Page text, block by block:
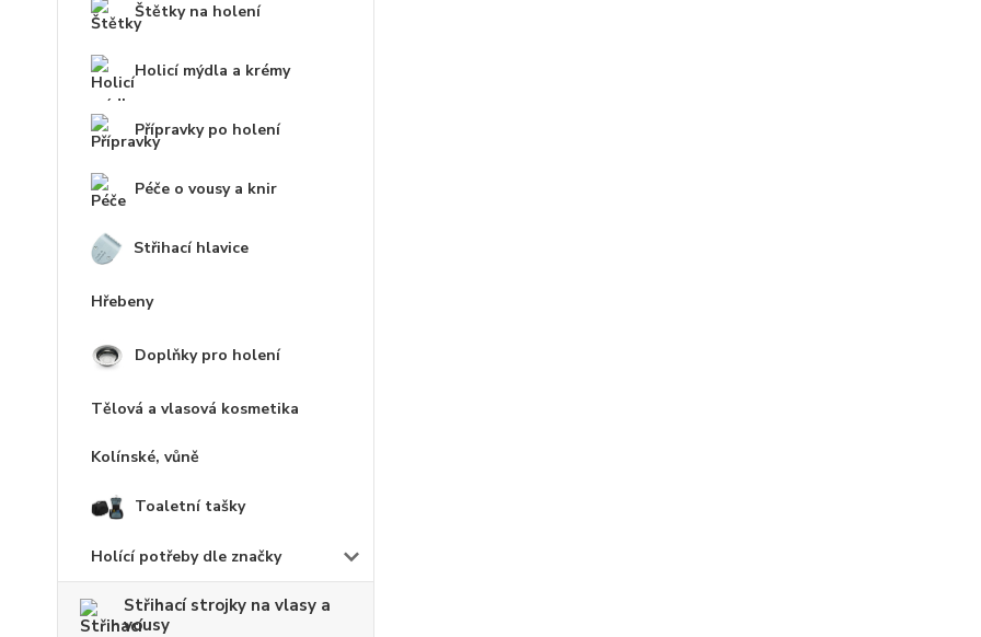
Štětky na holení
Holicí mýdla a krémy
Přípravky po holení
Péče o vousy a knir
Střihací hlavice
Hřebeny
Doplňky pro holení
Tělová a vlasová kosmetika
Kolínské, vůně
Toaletní tašky
Holící potřeby dle značky
Střihací strojky na vlasy a
vousy